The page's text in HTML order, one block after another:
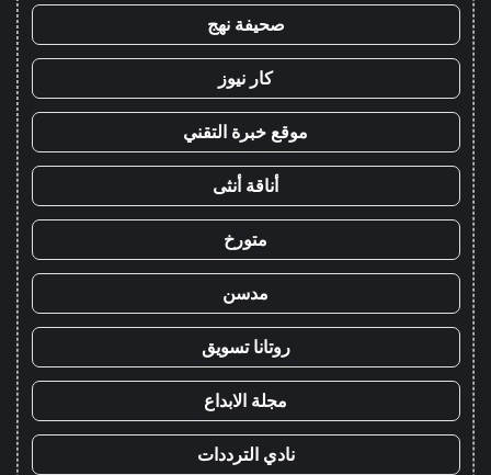
صحيفة نهج
كار نيوز
موقع خبرة التقني
أناقة أنثى
متورخ
مدسن
روتانا تسويق
مجلة الابداع
نادي الترددات